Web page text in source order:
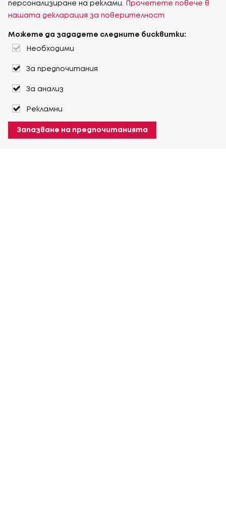
персонализиране на реклами.
Прочетете повече в
нашата декларация за поверителност
Можете да зададете следните бисквитки:
Необходими
За предпочитания
За анализ
Рекламни
Запазване на предпочитанията